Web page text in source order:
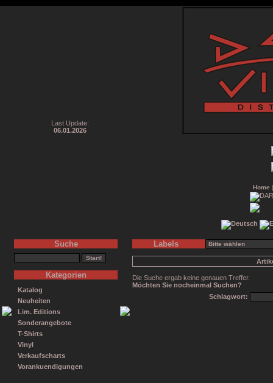
Last Update:
06.01.2026
Home
Suche
Kategorien
Katalog
Neuheiten
Lim. Editions
Sonderangebote
T-Shirts
Vinyl
Verkaufscharts
Vorankuendigungen
Labels
Die Suche ergab keine genauen Treffer.
Möchten Sie nocheinmal Suchen?
Schlagwort: